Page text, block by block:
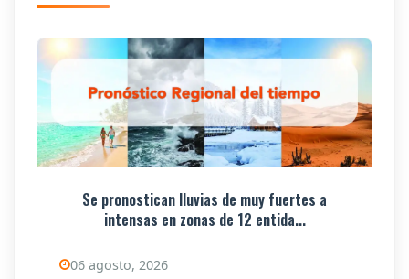
Se pronostican lluvias de muy fuertes a
intensas en zonas de 12 entida...
06 agosto, 2026